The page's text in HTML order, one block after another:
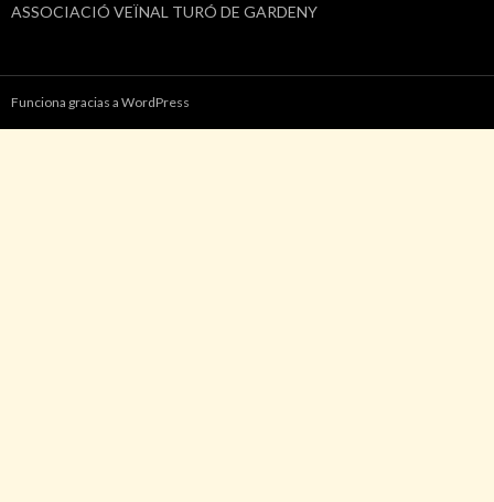
ASSOCIACIÓ VEÏNAL TURÓ DE GARDENY
Funciona gracias a WordPress